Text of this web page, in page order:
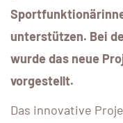
unterstützen. Bei
wurde das neue
vorgestellt.
Das innovative